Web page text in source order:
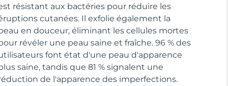
résistant aux bactéries pour réduire les
cutanées. Il exfolie également la
en douceur, éliminant les cellules mortes
révéler une peau saine et fraîche. 96 % des
font état d'une peau d'apparence
saine, tandis que 81 % signalent une
de l'apparence des imperfections.